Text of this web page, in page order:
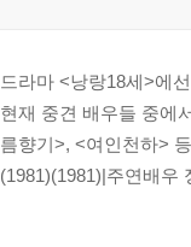
드라마 <낭랑18세>에
현재 중견 배우들 중에
름향기>, <여인천하>
(1981)(1981)|주연배우